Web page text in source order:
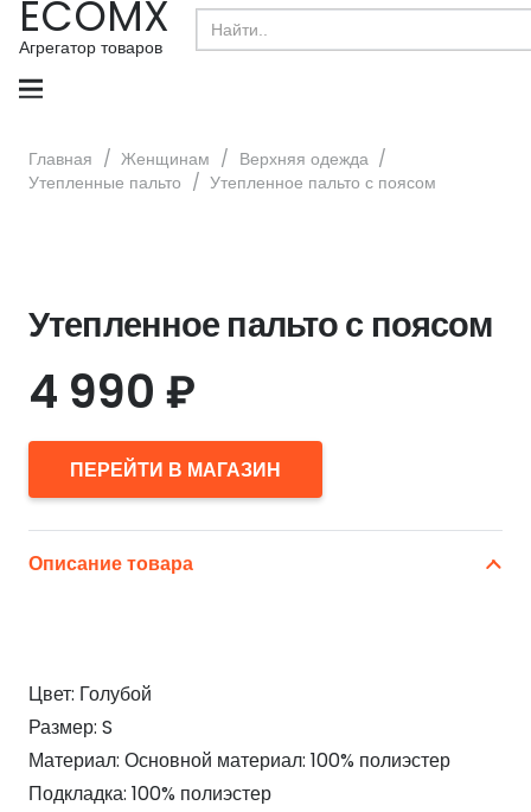
ECOMX
Агрегатор товаров
Search
for:
Главная / Женщинам / Верхняя одежда /
Утепленные пальто / Утепленное пальто с поясом
Утепленное пальто с поясом
4 990 ₽
ПЕРЕЙТИ В МАГАЗИН
Описание товара
Цвет: Голубой
Размер: S
Материал: Основной материал: 100% полиэстер
Подкладка: 100% полиэстер